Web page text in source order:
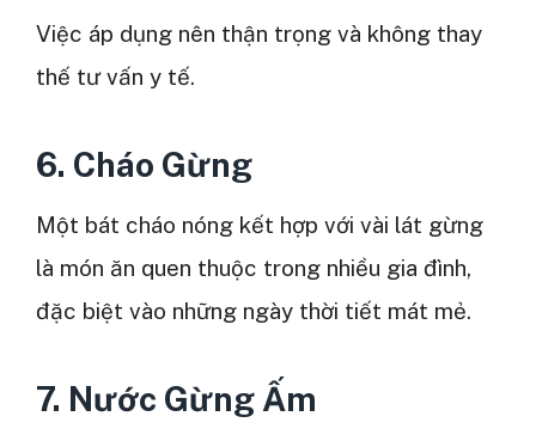
Việc áp dụng nên thận trọng và không thay
thế tư vấn y tế.
6. Cháo Gừng
Một bát cháo nóng kết hợp với vài lát gừng
là món ăn quen thuộc trong nhiều gia đình,
đặc biệt vào những ngày thời tiết mát mẻ.
7. Nước Gừng Ấm